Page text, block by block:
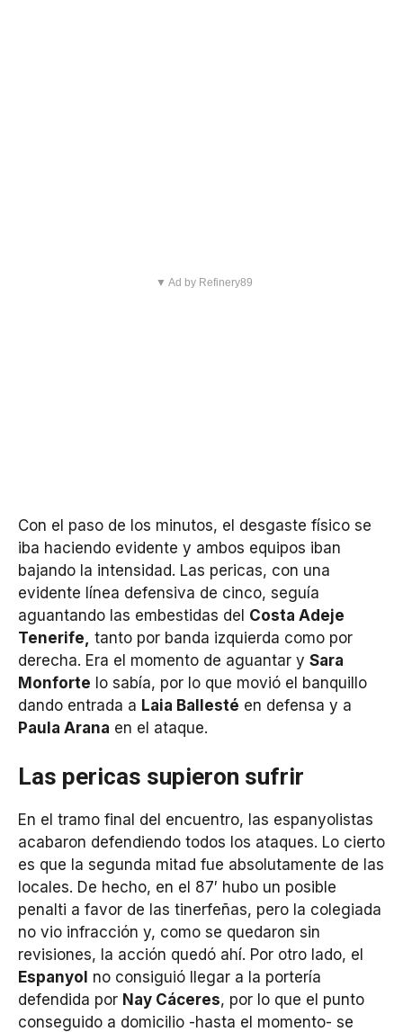
▼ Ad by Refinery89
Con el paso de los minutos, el desgaste físico se
iba haciendo evidente y ambos equipos iban
bajando la intensidad. Las pericas, con una
evidente línea defensiva de cinco, seguía
aguantando las embestidas del Costa Adeje
Tenerife, tanto por banda izquierda como por
derecha. Era el momento de aguantar y Sara
Monforte lo sabía, por lo que movió el banquillo
dando entrada a Laia Ballesté en defensa y a
Paula Arana en el ataque.
Las pericas supieron sufrir
En el tramo final del encuentro, las espanyolistas
acabaron defendiendo todos los ataques. Lo cierto
es que la segunda mitad fue absolutamente de las
locales. De hecho, en el 87′ hubo un posible
penalti a favor de las tinerfeñas, pero la colegiada
no vio infracción y, como se quedaron sin
revisiones, la acción quedó ahí. Por otro lado, el
Espanyol no consiguió llegar a la portería
defendida por Nay Cáceres, por lo que el punto
conseguido a domicilio -hasta el momento- se